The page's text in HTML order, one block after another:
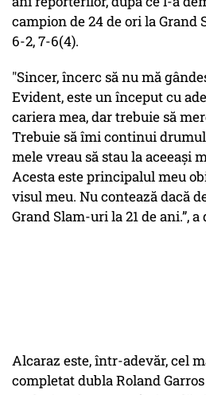
campion de 24 de ori la Grand
6-2, 7-6(4).
"Sincer, încerc să nu mă
Evident, este un început cu
cariera mea, dar trebuie să
Trebuie să îmi continui
mele vreau să stau la aceeași
Acesta este principalul meu
visul meu. Nu contează dacă
Grand Slam-uri la 21 de ani.”,
Alcaraz este, într-adevăr, cel
completat dubla Roland